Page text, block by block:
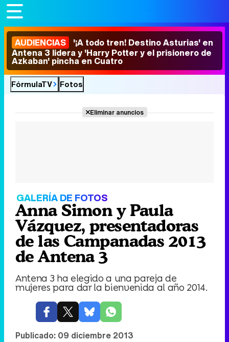
AUDIENCIAS '¡A todo tren! Destino Asturias' en
Antena 3 lidera y 'Harry Potter y el prisionero de
Azkaban' pincha en Cuatro
FórmulaTV Fotos
Eliminar anuncios
GALERÍA DE FOTOS
Anna Simon y Paula
Vázquez, presentadoras
de las Campanadas 2013
de Antena 3
Antena 3 ha elegido a una pareja de
mujeres para dar la bienvenida al año 2014.
Publicado: 09 diciembre 2013